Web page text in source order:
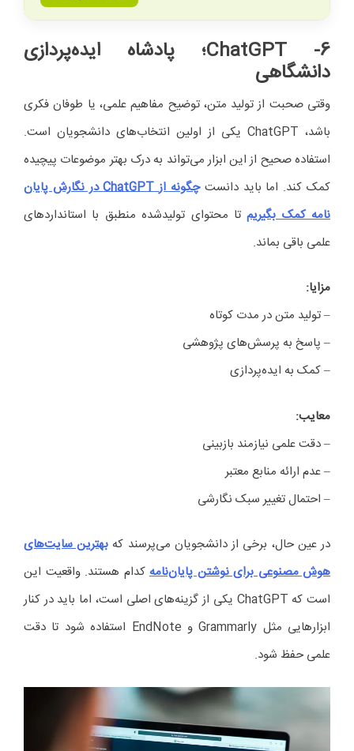
6- ChatGPT ؛ پادشاه ایده‌پردازی
دانشگاهی
وقتی صحبت از تولید متن، توضیح مفاهیم علمی، یا طوفان فکری
باشد، ChatGPT یکی از اولین انتخاب‌های دانشجویان است.
استفاده صحیح از این ابزار می‌تواند به درک بهتر موضوعات پیچیده
کمک کند. اما باید دانستچگونه ازChatGPT
در نگارش پایان
نامه کمک بگیریمتا محتوای تولیدشده منطبق با استانداردهای
علمی باقی بماند.
مزایا:
– تولید متن در مدت کوتاه
– پاسخ به پرسش‌های پژوهشی
– کمک به ایده‌پردازی
معایب:
– دقت علمی نیازمند بازبینی
– عدم ارائه منابع معتبر
– احتمال تغییر سبک نگارشی
در عین حال، برخی از دانشجویان می‌پرسند کهبهترین سایت‌های
هوش مصنوعی برای نوشتن پایان‌نامه کدام هستند. واقعیت این
است که ChatGPT یکی از گزینه‌های اصلی است، اما باید در کنار
ابزارهایی مثل Grammarly و EndNote استفاده شود تا دقت
علمی حفظ شود.